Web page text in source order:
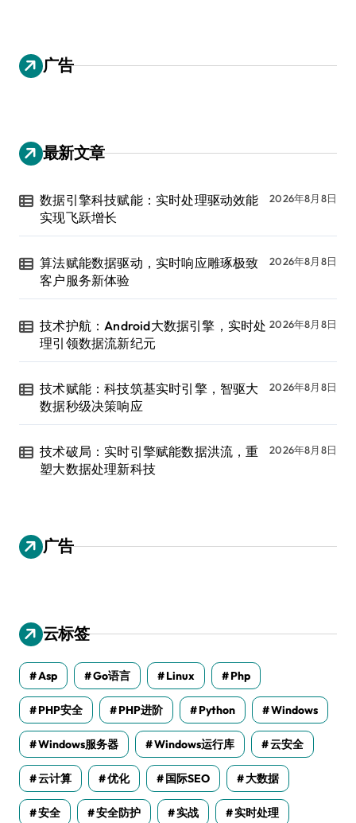
广告
最新文章
数据引擎科技赋能：实时处理驱动效能
实现飞跃增长
2026年8月8日
算法赋能数据驱动，实时响应雕琢极致
客户服务新体验
2026年8月8日
技术护航：Android大数据引擎，实时处
理引领数据流新纪元
2026年8月8日
技术赋能：科技筑基实时引擎，智驱大
数据秒级决策响应
2026年8月8日
技术破局：实时引擎赋能数据洪流，重
塑大数据处理新科技
2026年8月8日
广告
云标签
Asp Go语言 Linux Php
PHP安全 PHP进阶 Python Windows
Windows服务器 Windows运行库 云安全
云计算 优化 国际SEO 大数据
安全 安全防护 实战 实时处理